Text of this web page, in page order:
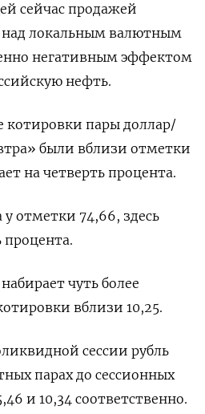
сейчас продажей
над локальным валютным
негативным эффектом
нефть.
котировки пары доллар/
были вблизи отметки
на четверть процента.
отметки 74,66, здесь
процента.
чуть более
вблизи 10,25.
сессии рубль
парах до сессионных
и 10,34 соответственно.